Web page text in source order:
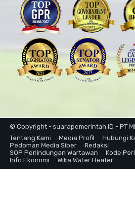
© Copyright - suarapemerintah.ID - PT
Tentang Kami
Media Profil
Hubungi
Pedoman Media Siber
Redaksi
SOP Perlindungan Wartawan
Kode
Info Ekonomi
Wika Water Heater